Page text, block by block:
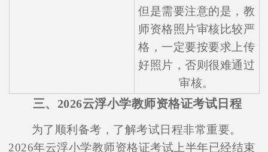
但是需要注意的是，教
师资格照片审核比较严
格，一定要按要求上传
好照片，否则很难通过
审核。
三、2026云浮小学教师资格证考试日程
为了顺利备考，了解考试日程非常重要。
2026年云浮小学教师资格证考试上半年已经结束